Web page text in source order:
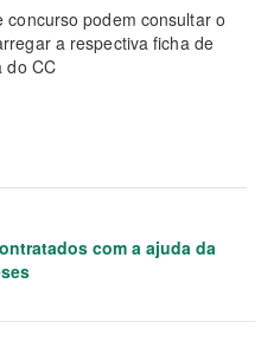
podem consultar o
a respectiva ficha de
do CC
com a ajuda da